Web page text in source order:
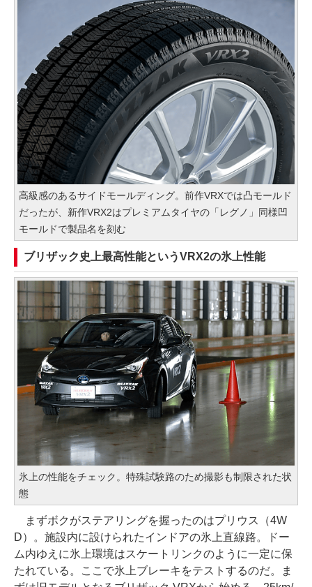
高級感のあるサイドモールディング。前作VRXでは凸モールド
だったが、新作VRX2はプレミアムタイヤの「レグノ」同様凹
モールドで製品名を刻む
ブリザック史上最高性能というVRX2の氷上性能
氷上の性能をチェック。特殊試験路のため撮影も制限された状
態
まずボクがステアリングを握ったのはプリウス（4W
D）。施設内に設けられたインドアの氷上直線路。ドー
ム内ゆえに氷上環境はスケートリンクのように一定に保
たれている。ここで氷上ブレーキをテストするのだ。ま